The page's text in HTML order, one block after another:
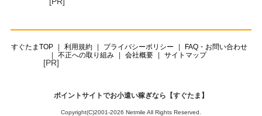
すぐたまTOP 利用規約 プライバシーポリシー
FAQ・お問い合わせ
不正への取り組み
会社概要 サイトマップ
[PR]
ポイントサイトでお小遣い稼ぎなら【すぐたま】
Copyright(C)2001-2026 Netmile All Rights Reserved.